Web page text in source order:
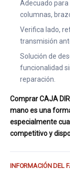
Adecuado
columnas,
Verifica lado,
transmisión
Solución de
funcionalidad
reparación.
Comprar CAJA
mano es una
especialmente
competitivo y
INFORMACIÓN DEL